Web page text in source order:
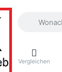
Vergleichen